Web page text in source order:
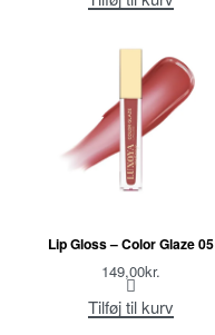
Lip Gloss – Color Glaze 05
149,00kr.
Tilføj til kurv